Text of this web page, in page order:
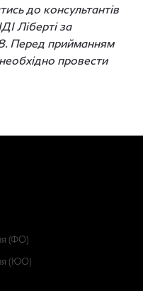
до консультантів
Ліберті за
Перед прийманням
провести
(ФО)
(ЮО)